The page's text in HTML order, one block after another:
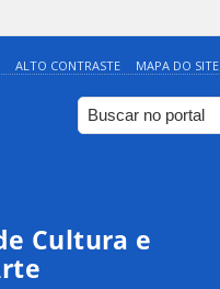
Simplifique!
Comunica BR
Participe
ALTO CONTRASTE MAPA DO SITE
Cultura e